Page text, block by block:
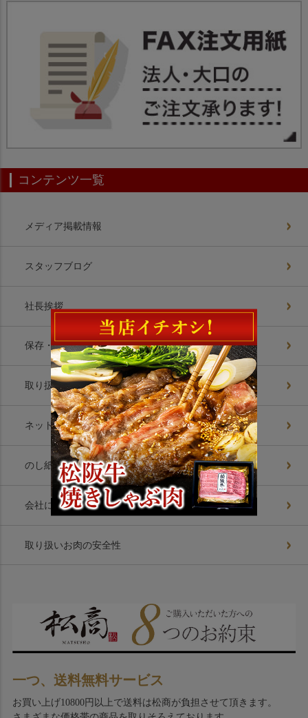
コンテンツ一覧
メディア掲載情報
スタッフブログ
社長挨拶
保存・解凍方法
取り扱いお肉美味の理由
ネットショップ8つの約束
のし紙基礎知識
会社について
取り扱いお肉の安全性
一つ、送料無料サービス
お買い上げ10800円以上で送料は松商が負担させて頂きます。